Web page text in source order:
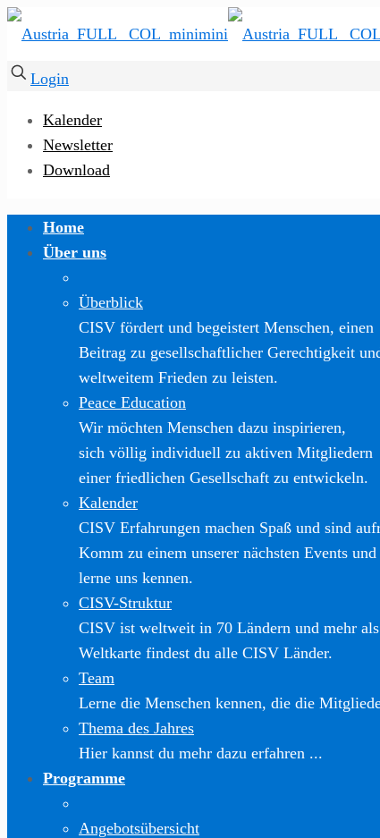
Login
Kalender
Newsletter
Download
Home
Über uns
Überblick
CISV fördert und begeistert Menschen, einen
Beitrag zu gesellschaftlicher Gerechtigkeit
weltweitem Frieden zu leisten.
Peace Education
Wir möchten Menschen dazu inspirieren,
sich völlig individuell zu aktiven Mitgliedern
einer friedlichen Gesellschaft zu entwickeln.
Kalender
CISV Erfahrungen machen Spaß und sind
Komm zu einem unserer nächsten Events und
lerne uns kennen.
CISV-Struktur
CISV ist weltweit in 70 Ländern und mehr
Weltkarte findest du alle CISV Länder.
Team
Lerne die Menschen kennen, die die
Thema des Jahres
Hier kannst du mehr dazu erfahren ...
Programme
Angebotsübersicht